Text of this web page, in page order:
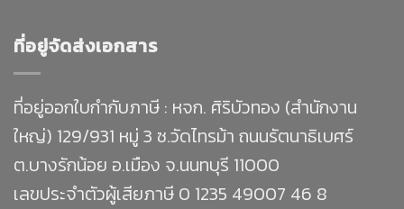
ที่อยู่จัดส่งเอกสาร
ที่อยู่ออกใบกำกับภาษี : หจก. ศิริบัวทอง (สำนักงาน
ใหญ่) 129/931 หมู่ 3 ซ.วัดไทรม้า ถนนรัตนาธิเบศร์
ต.บางรักน้อย อ.เมือง จ.นนทบุรี 11000
เลขประจำตัวผู้เสียภาษี 0 1235 49007 46 8